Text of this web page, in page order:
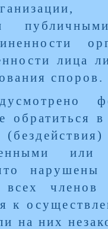
лица
споров.
обратиться
членов
к
на них